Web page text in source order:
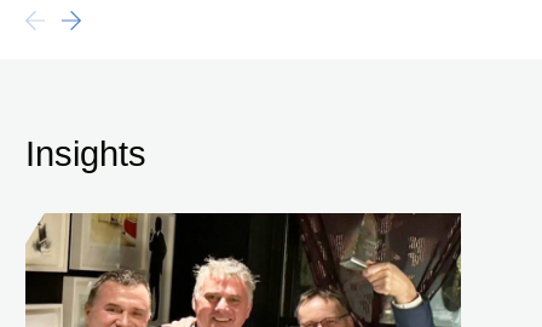
Insights